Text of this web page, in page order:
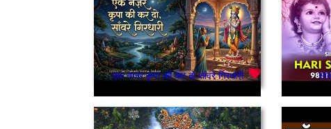
एक नजर कृपा की कर दो सांवरे गिरधारी